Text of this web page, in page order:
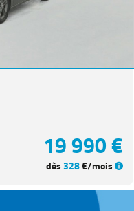
19 990 €
dès328€/mois